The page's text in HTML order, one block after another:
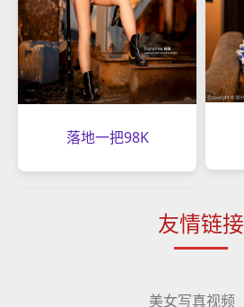
落地一把98K
友情链接
美女写真视频